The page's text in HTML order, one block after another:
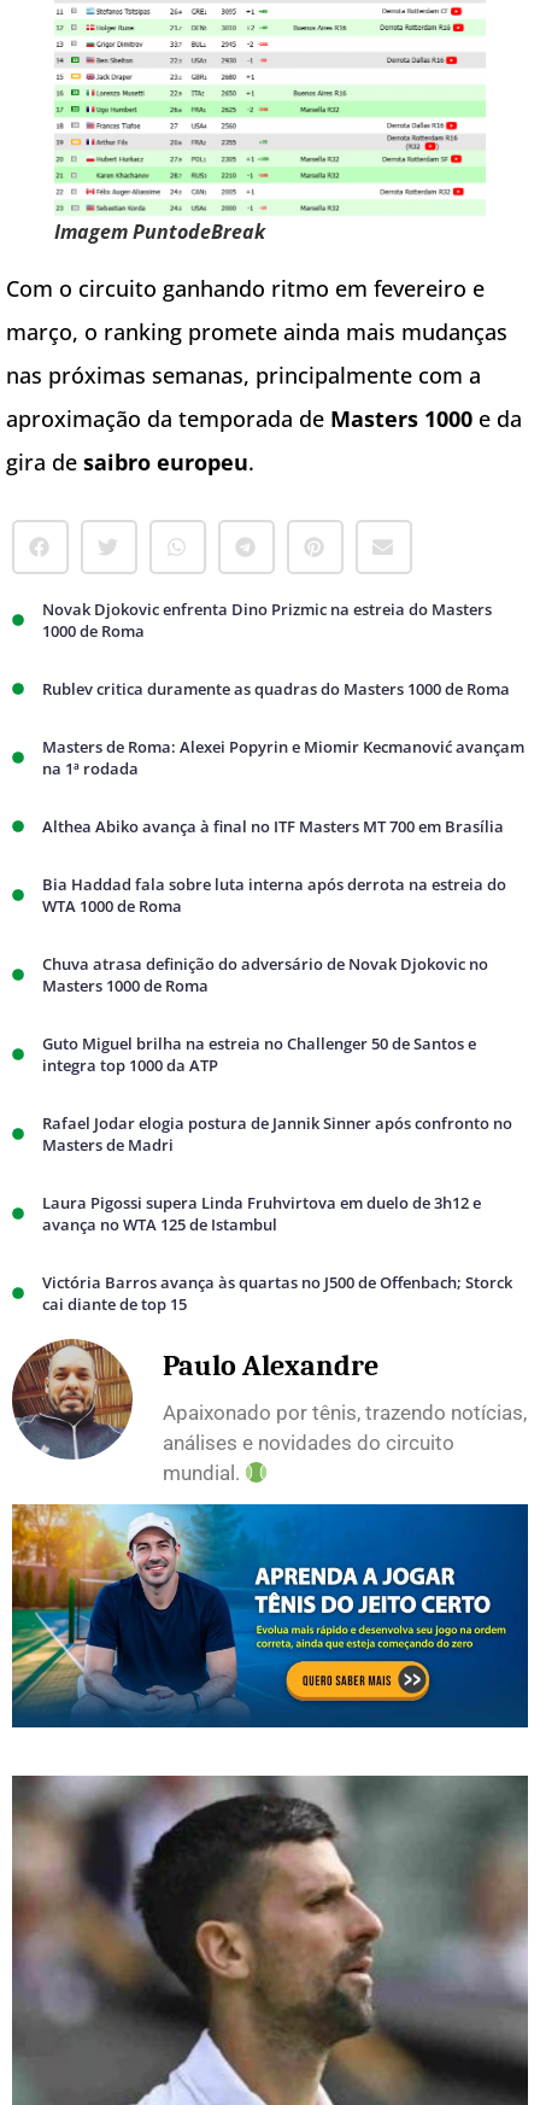
Imagem PuntodeBreak
Com o circuito ganhando ritmo em fevereiro e
março, o ranking promete ainda mais mudanças
nas próximas semanas, principalmente com a
aproximação da temporada de Masters 1000 e da
gira de saibro europeu.
Novak Djokovic enfrenta Dino Prizmic na estreia do Masters
1000 de Roma
Rublev critica duramente as quadras do Masters 1000 de Roma
Masters de Roma: Alexei Popyrin e Miomir Kecmanović avançam
na 1ª rodada
Althea Abiko avança à final no ITF Masters MT 700 em Brasília
Bia Haddad fala sobre luta interna após derrota na estreia do
WTA 1000 de Roma
Chuva atrasa definição do adversário de Novak Djokovic no
Masters 1000 de Roma
Guto Miguel brilha na estreia no Challenger 50 de Santos e
integra top 1000 da ATP
Rafael Jodar elogia postura de Jannik Sinner após confronto no
Masters de Madri
Laura Pigossi supera Linda Fruhvirtova em duelo de 3h12 e
avança no WTA 125 de Istambul
Victória Barros avança às quartas no J500 de Offenbach; Storck
cai diante de top 15
Paulo Alexandre
Apaixonado por tênis, trazendo notícias,
análises e novidades do circuito
mundial.